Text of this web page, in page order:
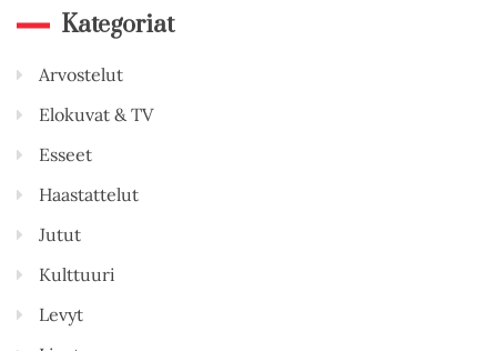
Kategoriat
Arvostelut
Elokuvat & TV
Esseet
Haastattelut
Jutut
Kulttuuri
Levyt